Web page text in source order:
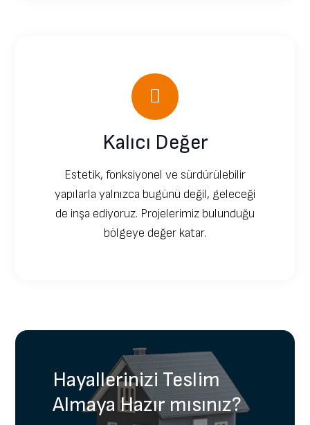
Kalıcı Değer
Estetik, fonksiyonel ve sürdürülebilir
yapılarla yalnızca bugünü değil, geleceği
de inşa ediyoruz. Projelerimiz bulunduğu
bölgeye değer katar.
Hayallerinizi Teslim
Almaya Hazır mısınız?